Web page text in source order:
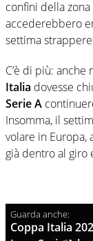
confini della
accederebbero
settima
C’è di più:
Italia dovesse
Serie A
Insomma, il
volare in Europa,
già dentro al
Coppa Italia